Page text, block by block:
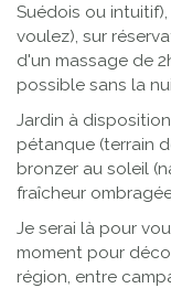
Suédois ou
voulez), sur
d'un massage de
possible sans la
Jardin à
pétanque (terrain
bronzer au soleil
fraîcheur
Je serai là pour
moment pour
région, entre